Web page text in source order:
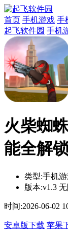
首页 手机游戏 手
起飞软件园 手机
火柴蜘
能全解
类型:手机
版本:v1.3
时间:2026-06-02
安卓版下载 苹果